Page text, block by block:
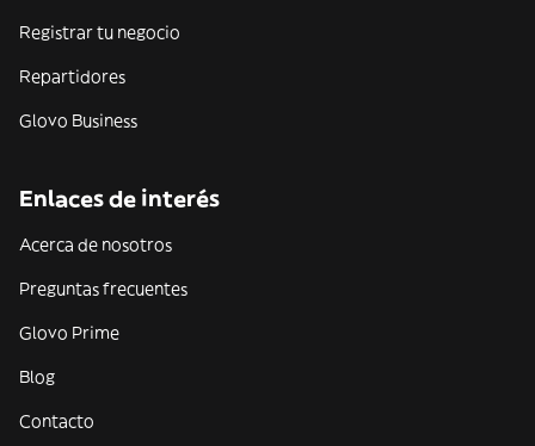
Registrar tu negocio
Repartidores
Glovo Business
Enlaces de interés
Acerca de nosotros
Preguntas frecuentes
Glovo Prime
Blog
Contacto